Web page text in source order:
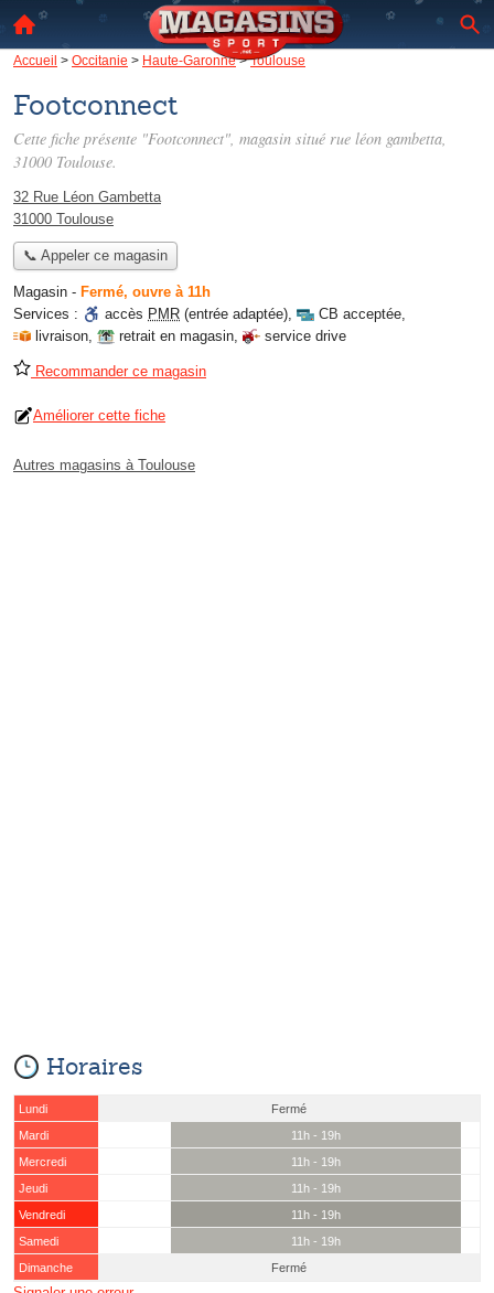
Accueil > Occitanie > Haute-Garonne>Toulouse
Footconnect
Cette fiche présente "Footconnect", magasin situé rue léon gambetta,
31000 Toulouse.
32 Rue Léon Gambetta
31000 Toulouse
📞 Appeler ce magasin
Magasin - Fermé, ouvre à 11h
Services :
accès PMR (entrée adaptée), CB acceptée,
livraison, retrait en magasin, service drive
Recommander ce magasin
Améliorer cette fiche
Autres magasins à Toulouse
Horaires
Lundi
Fermé
Mardi
11h - 19h
Mercredi
11h - 19h
Jeudi
11h - 19h
Vendredi
11h - 19h
Samedi
11h - 19h
Dimanche
Fermé